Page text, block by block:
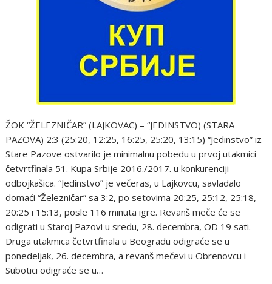
ŽOK “ŽELEZNIČAR” (LAJKOVAC) – “JEDINSTVO) (STARA
PAZOVA) 2:3 (25:20, 12:25, 16:25, 25:20, 13:15) “Jedinstvo” iz
Stare Pazove ostvarilo je minimalnu pobedu u prvoj utakmici
četvrtfinala 51. Kupa Srbije 2016./2017. u konkurenciji
odbojkašica. “Jedinstvo” je večeras, u Lajkovcu, savladalo
domaći “Železničar” sa 3:2, po setovima 20:25, 25:12, 25:18,
20:25 i 15:13, posle 116 minuta igre. Revanš meče će se
odigrati u Staroj Pazovi u sredu, 28. decembra, OD 19 sati.
Druga utakmica četvrtfinala u Beogradu odigraće se u
ponedeljak, 26. decembra, a revanš mečevi u Obrenovcu i
Subotici odigraće se u…